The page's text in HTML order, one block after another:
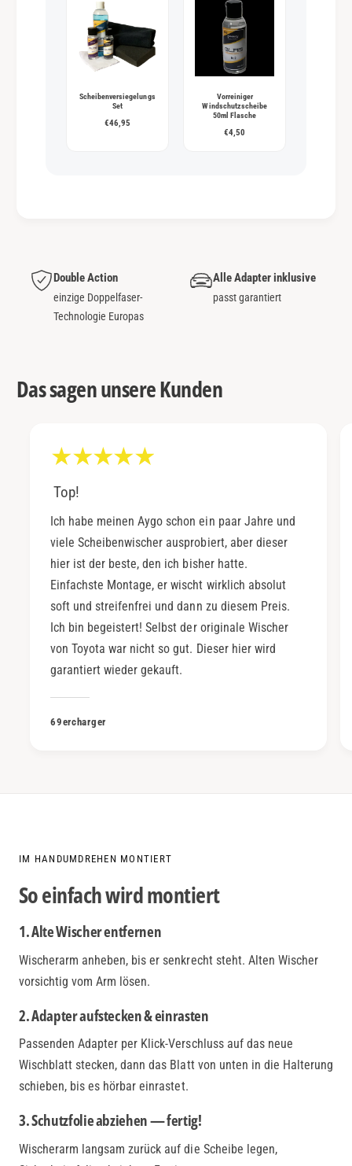
Scheibenversiegelungs
Set
€46,95
Vorreiniger
Windschutzscheibe
50ml Flasche
€4,50
Double Action
einzige Doppelfaser-
Technologie Europas
Alle Adapter inklusive
passt garantiert
Das sagen unsere Kunden
Top!
Ich habe meinen Aygo schon ein paar Jahre und
viele Scheibenwischer ausprobiert, aber dieser
hier ist der beste, den ich bisher hatte.
Einfachste Montage, er wischt wirklich absolut
soft und streifenfrei und dann zu diesem Preis.
Ich bin begeistert! Selbst der originale Wischer
von Toyota war nicht so gut. Dieser hier wird
garantiert wieder gekauft.
69ercharger
IM HANDUMDREHEN MONTIERT
So einfach wird montiert
1. Alte Wischer entfernen
Wischerarm anheben, bis er senkrecht steht. Alten Wischer
vorsichtig vom Arm lösen.
2. Adapter aufstecken & einrasten
Passenden Adapter per Klick-Verschluss auf das neue
Wischblatt stecken, dann das Blatt von unten in die Halterung
schieben, bis es hörbar einrastet.
3. Schutzfolie abziehen — fertig!
Wischerarm langsam zurück auf die Scheibe legen,